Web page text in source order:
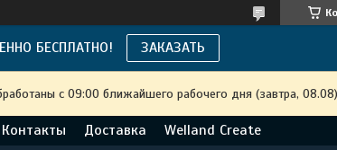
БЕСПЛАТНО! ЗАКАЗАТЬ
с 09:00 ближайшего рабочего дня (завтра, 08.08)
Контакты Доставка Welland Create